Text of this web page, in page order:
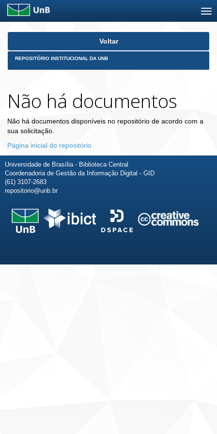
Skip
Voltar
REPOSITÓRIO INSTITUCIONAL DA UNB
Não há documentos
Não há documentos disponíveis no repositório de acordo com a
sua solicitação.
Página inicial do repositório
Universidade de Brasília - Biblioteca Central
Coordenadoria de Gestão da Informação Digital - GID
(61) 3107-2683
repositorio@unb.br